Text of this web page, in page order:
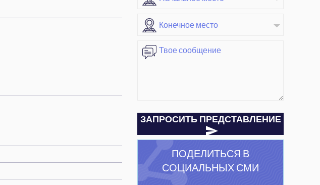
ЗАПРОСИТЬ ПРЕДСТАВЛЕНИЕ
ПОДЕЛИТЬСЯ В
СОЦИАЛЬНЫХ СМИ